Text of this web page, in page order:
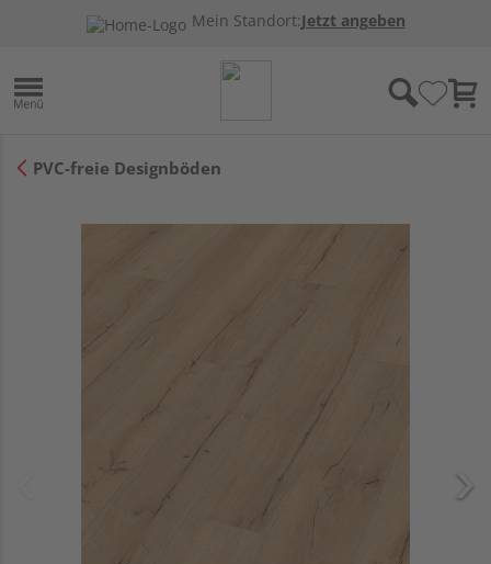
Mein Standort:Jetzt angeben
PVC-freie Designböden